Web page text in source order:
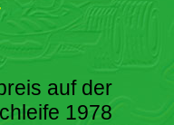
auf der
1978